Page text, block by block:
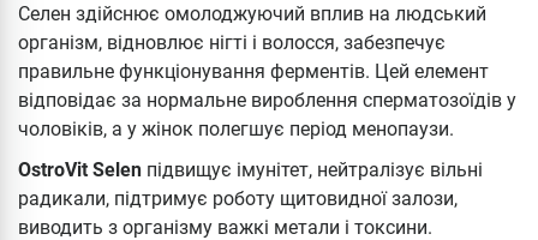
Селен здійснює омолоджуючий вплив на людський
організм, відновлює нігті і волосся, забезпечує
правильне функціонування ферментів. Цей елемент
відповідає за нормальне вироблення сперматозоїдів у
чоловіків, а у жінок полегшує період менопаузи.
OstroVit Selen підвищує імунітет, нейтралізує вільні
радикали, підтримує роботу щитовидної залози,
виводить з організму важкі метали і токсини.